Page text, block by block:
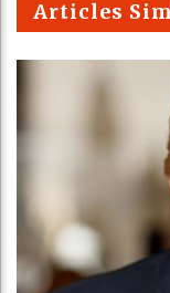
Articles